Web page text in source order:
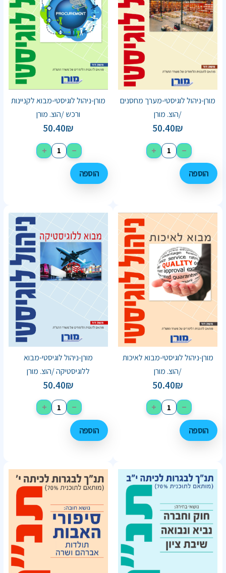
מורן-ניהול לוגיסטי-מערך מחסנים
/הוצ. מורן
50.40₪
−
+
הוספה
מורן-ניהול לוגיסטי-מבוא לקניינות
ורכש /הוצ. מורן
50.40₪
−
+
הוספה
מורן-ניהול לוגיסטי-מבוא לאיכות
/הוצ. מורן
50.40₪
−
+
הוספה
מורן-ניהול לוגיסטי-מבוא
ללוגיסטיקה /הוצ. מורן
50.40₪
−
+
הוספה